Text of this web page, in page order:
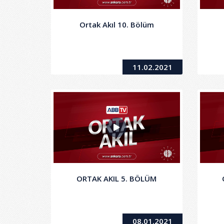
Ortak Akıl 10. Bölüm
11.02.2021
ORTAK AKIL 5. BÖLÜM
08.01.2021